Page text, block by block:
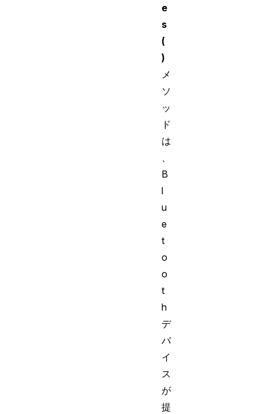
e
s
(
)
メ
ソ
ッ
ド
は
、
B
l
u
e
t
o
o
t
h
デ
バ
イ
ス
が
提